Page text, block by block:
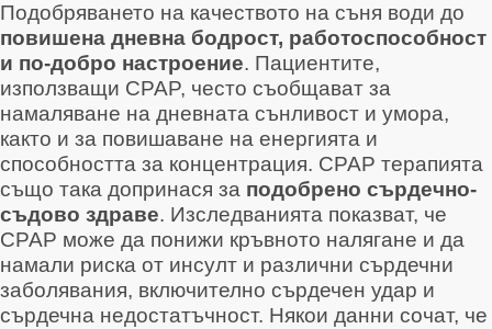
Подобряването на качеството на съня води до
повишена дневна бодрост, работоспособност
и по-добро настроение. Пациентите,
използващи CPAP, често съобщават за
намаляване на дневната сънливост и умора,
както и за повишаване на енергията и
способността за концентрация. CPAP терапията
също така допринася за подобрено сърдечно-
съдово здраве. Изследванията показват, че
CPAP може да понижи кръвното налягане и да
намали риска от инсулт и различни сърдечни
заболявания, включително сърдечен удар и
сърдечна недостатъчност. Някои данни сочат, че